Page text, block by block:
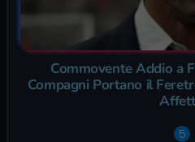
Commovente Addio a
Compagni Portano il